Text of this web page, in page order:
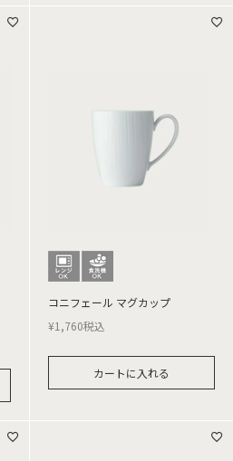
コニフェール マグカップ
¥1,760税込
カートに入れる